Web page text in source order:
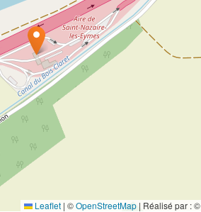
Leaflet | ©OpenStreetMap | Réalisé par : ©